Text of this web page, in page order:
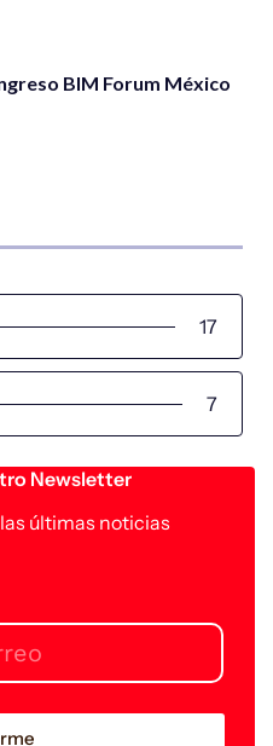
BIM Forum México
17
7
Newsletter
últimas noticias